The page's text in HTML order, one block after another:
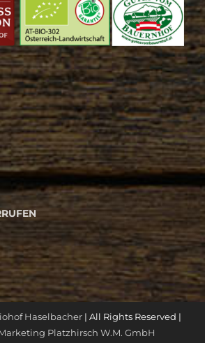
Haselbacher| All Rights Reserved |
Platzhirsch W.M. GmbH